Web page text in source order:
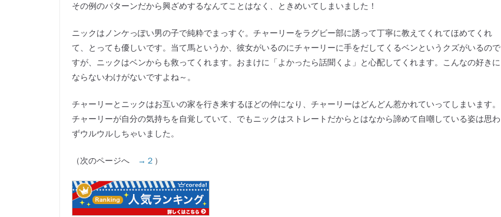
その例のパターンだから興ざめするなんてことはなく、ときめいてしまいました！
ニックはノンケっぽい男の子で純粋でまっすぐ。チャーリーをラグビー部に誘って丁寧に教えてくれてほめてくれ
て、とっても優しいです。当て馬というか、彼女がいるのにチャーリーに手をだしてくるベンというクズがいるので
すが、ニックはベンからも救ってくれます。おまけに「よかったら話聞くよ」と心配してくれます。こんなの好きに
ならないわけがないですよね～。
チャーリーとニックはお互いの家を行き来するほどの仲になり、チャーリーはどんどん惹かれていってしまいます。
チャーリーが自分の気持ちを自覚していて、でもニックはストレートだからとはなから諦めて自嘲している姿は思わ
ずウルウルしちゃいました。
（次のページへ →２ ）